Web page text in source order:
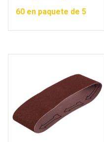
60 en paquete de 5